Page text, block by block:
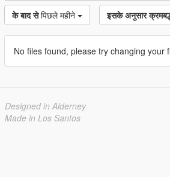
के बाद से पिछले महीने इसके अनुसार
No files found, please try changing your
Designed in Alderney
Made in Los Santos